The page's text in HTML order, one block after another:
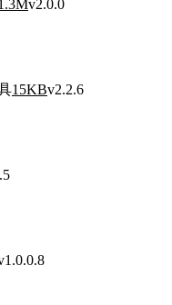
v2.0.0
15KBv2.2.6